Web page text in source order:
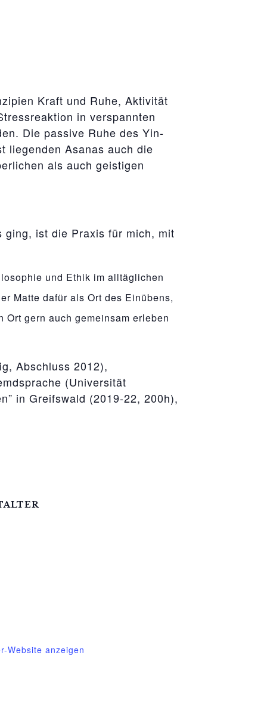
Kraft und Ruhe, Aktivität
in verspannten
Die passive Ruhe des Yin-
liegenden Asanas auch die
als auch geistigen
ging, ist die Praxis für mich, mit
und Ethik im alltäglichen
Matte dafür als Ort des Einübens,
gern auch gemeinsam erleben
Abschluss 2012),
(Universität
in Greifswald (2019-22, 200h),
Website anzeigen